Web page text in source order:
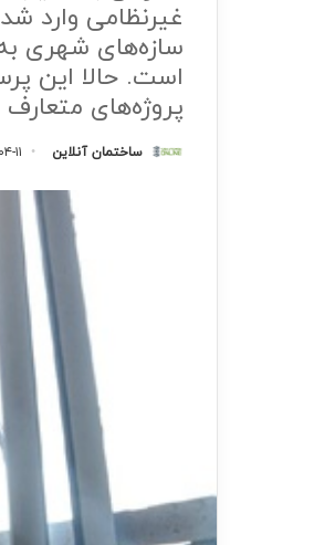
غیرنظامی وارد
سازه‌های شهری
است. حالا این
پروژه‌های
ساختمان آنلاین